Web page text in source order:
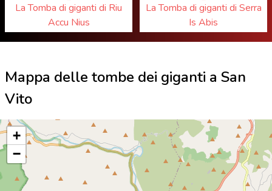
La Tomba di giganti di Riu
Accu Nius
La Tomba di giganti di Serra
Is Abis
Mappa delle tombe dei giganti a San
Vito
+
−